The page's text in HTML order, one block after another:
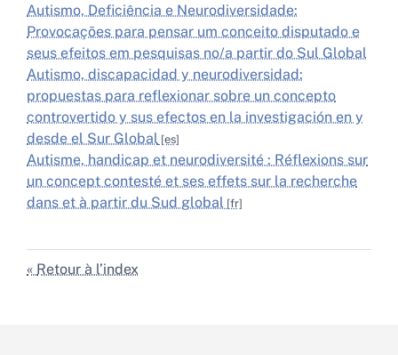
Autismo, Deficiência e Neurodiversidade:
Provocações para pensar um conceito disputado e
seus efeitos em pesquisas no/a partir do Sul Global
Autismo, discapacidad y neurodiversidad:
propuestas para reflexionar sobre un concepto
controvertido y sus efectos en la investigación en y
desde el Sur Global
Autisme, handicap et neurodiversité : Réflexions sur
un concept contesté et ses effets sur la recherche
dans et à partir du Sud global
Retour à l’index